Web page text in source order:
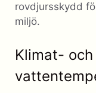
rovdjursskydd
miljö.
Klimat- och